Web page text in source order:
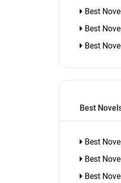
Best
Best
Best
Best
Best
Best
Best